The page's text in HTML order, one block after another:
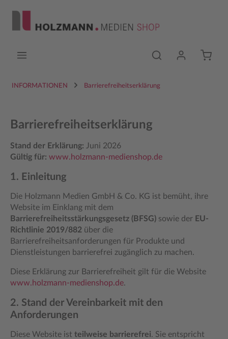
INFORMATIONEN Barrierefreiheitserklärung
Barrierefreiheitserklärung
Stand der Erklärung: Juni 2026
Gültig für: www.holzmann-medienshop.de
1. Einleitung
Die Holzmann Medien GmbH & Co. KG ist bemüht, ihre
Website im Einklang mit dem
Barrierefreiheitsstärkungsgesetz (BFSG) sowie der EU-
Richtlinie 2019/882 über die
Barrierefreiheitsanforderungen für Produkte und
Dienstleistungen barrierefrei zugänglich zu machen.
Diese Erklärung zur Barrierefreiheit gilt für die Website
www.holzmann-medienshop.de.
2. Stand der Vereinbarkeit mit den
Anforderungen
Diese Website ist teilweise barrierefrei. Sie entspricht